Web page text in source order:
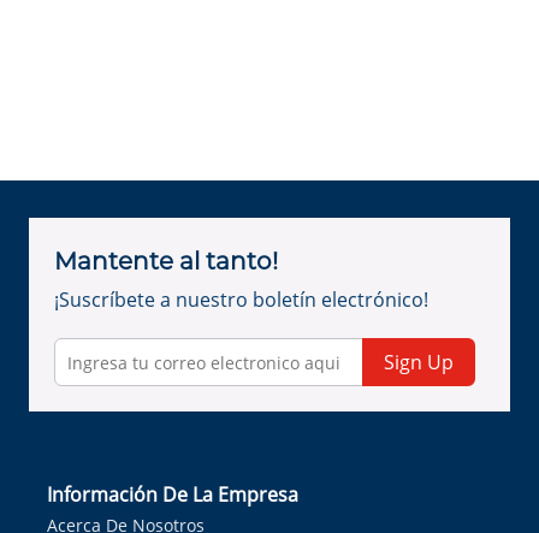
Mantente al tanto!
¡Suscríbete a nuestro boletín electrónico!
Sign Up
Información De La Empresa
Acerca De Nosotros